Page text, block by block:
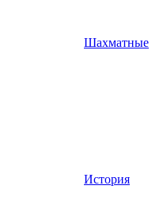
Шахматные
История